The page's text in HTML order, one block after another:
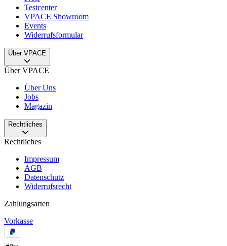
Testcenter
VPACE Showroom
Events
Widerrufsformular
Über VPACE
Über VPACE
Über Uns
Jobs
Magazin
Rechtliches
Rechtliches
Impressum
AGB
Datenschutz
Widerrufsrecht
Zahlungsarten
Vorkasse